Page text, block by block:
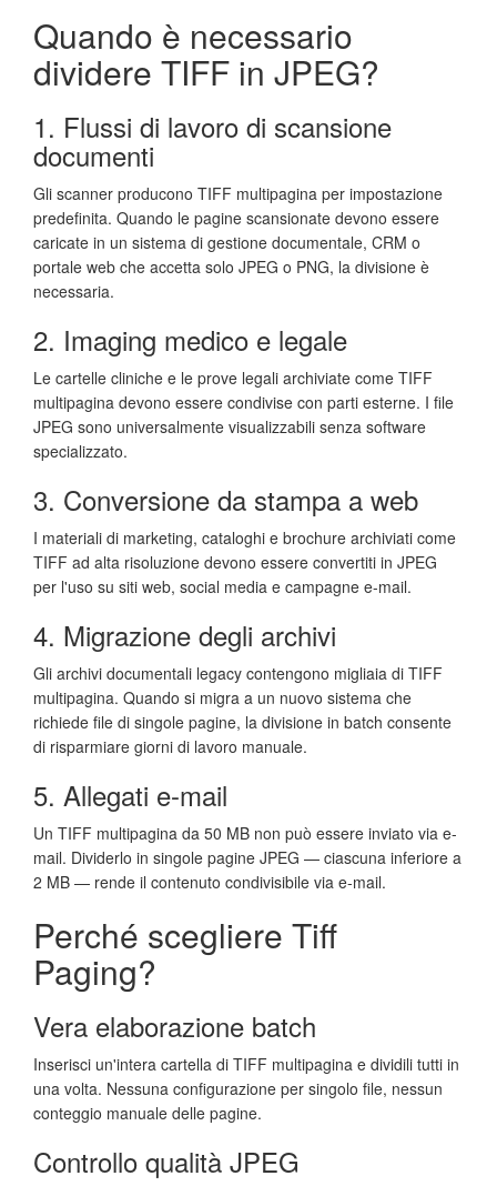
Quando è necessario
dividere TIFF in JPEG?
1. Flussi di lavoro di scansione
documenti
Gli scanner producono TIFF multipagina per impostazione
predefinita. Quando le pagine scansionate devono essere
caricate in un sistema di gestione documentale, CRM o
portale web che accetta solo JPEG o PNG, la divisione è
necessaria.
2. Imaging medico e legale
Le cartelle cliniche e le prove legali archiviate come TIFF
multipagina devono essere condivise con parti esterne. I file
JPEG sono universalmente visualizzabili senza software
specializzato.
3. Conversione da stampa a web
I materiali di marketing, cataloghi e brochure archiviati come
TIFF ad alta risoluzione devono essere convertiti in JPEG
per l'uso su siti web, social media e campagne e-mail.
4. Migrazione degli archivi
Gli archivi documentali legacy contengono migliaia di TIFF
multipagina. Quando si migra a un nuovo sistema che
richiede file di singole pagine, la divisione in batch consente
di risparmiare giorni di lavoro manuale.
5. Allegati e-mail
Un TIFF multipagina da 50 MB non può essere inviato via e-
mail. Dividerlo in singole pagine JPEG — ciascuna inferiore a
2 MB — rende il contenuto condivisibile via e-mail.
Perché scegliere Tiff
Paging?
Vera elaborazione batch
Inserisci un'intera cartella di TIFF multipagina e dividili tutti in
una volta. Nessuna configurazione per singolo file, nessun
conteggio manuale delle pagine.
Controllo qualità JPEG